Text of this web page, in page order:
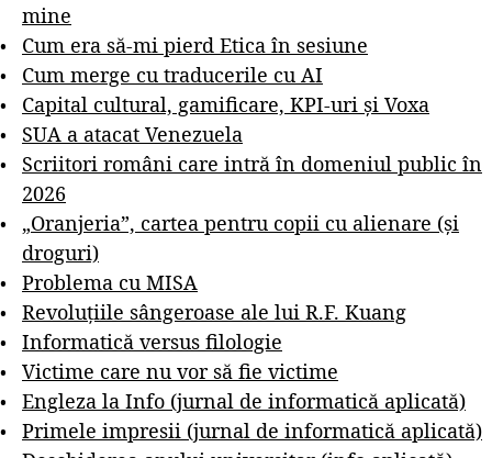
mine
Cum era să-mi pierd Etica în sesiune
Cum merge cu traducerile cu AI
Capital cultural, gamificare, KPI-uri și Voxa
SUA a atacat Venezuela
Scriitori români care intră în domeniul public în
2026
„Oranjeria”, cartea pentru copii cu alienare (și
droguri)
Problema cu MISA
Revoluțiile sângeroase ale lui R.F. Kuang
Informatică versus filologie
Victime care nu vor să fie victime
Engleza la Info (jurnal de informatică aplicată)
Primele impresii (jurnal de informatică aplicată)